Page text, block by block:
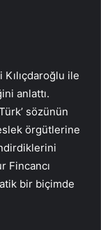
ile
anlattı.
sözünün
örgütlerine
Fincancı
bir biçimde